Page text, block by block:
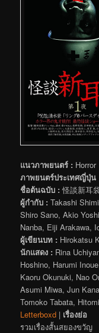
แนวภาพยนตร์ : Horror
ภาพยนตร์ประเทศญี่ปุ่น
ชื่อต้นฉบับ : 怪談新耳
ผู้กำกับ : Takashi
Shiro Sano, Akio
Nanba, Eiji Arakawa,
ผู้เขียนบท : Hirokatsu
นักแสดง : Rina
Hoshino, Harumi
Kaoru Okunuki, Nao
Asumi Miwa, Jun
Tomoko Tabata,
Letterboxd | เรื่องย่อ
รวมเรื่องสั้นสยองขวัญ